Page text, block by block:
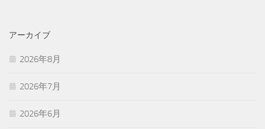
アーカイブ
2026年8月
2026年7月
2026年6月